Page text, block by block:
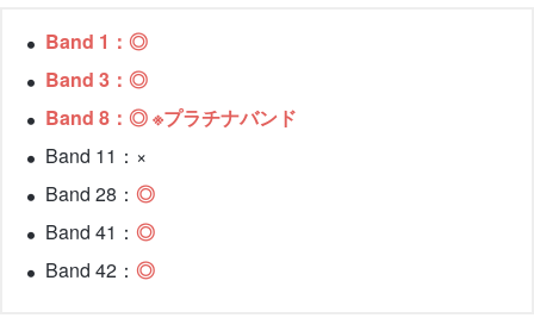
Band 1：◎
Band 3：◎
Band 8：◎ ※プラチナバンド
Band 11：×
Band 28： ◎
Band 41： ◎
Band 42： ◎